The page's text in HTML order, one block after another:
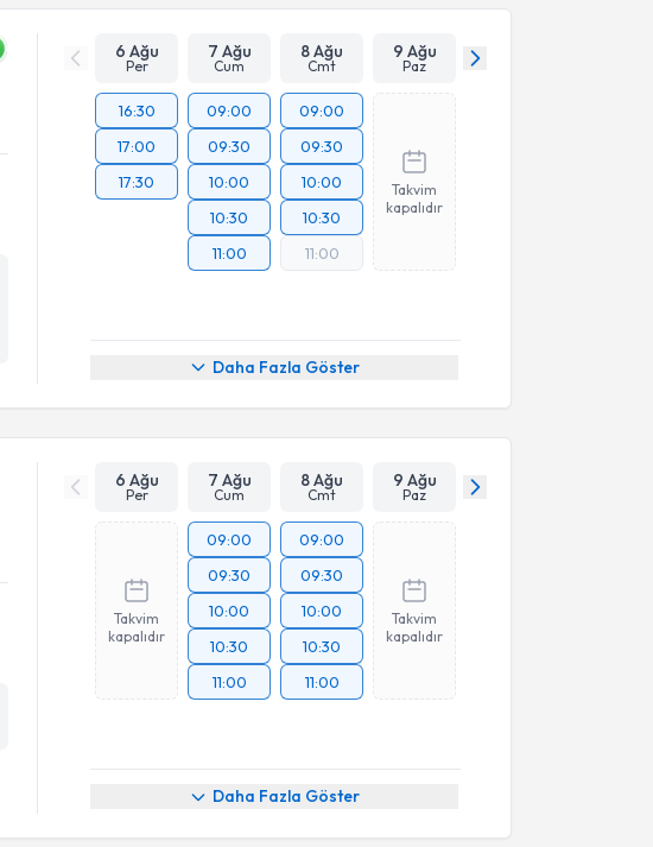
6 Ağu
Per
7 Ağu
Cum
8 Ağu
Cmt
9 Ağu
Paz
16:30
17:00
17:30
09:00
09:30
10:00
10:30
11:00
09:00
09:30
10:00
10:30
11:00
Takvim
kapalıdır
Daha Fazla Göster
6 Ağu
Per
7 Ağu
Cum
8 Ağu
Cmt
9 Ağu
Paz
Takvim
kapalıdır
09:00
09:30
10:00
10:30
11:00
09:00
09:30
10:00
10:30
11:00
Takvim
kapalıdır
Daha Fazla Göster